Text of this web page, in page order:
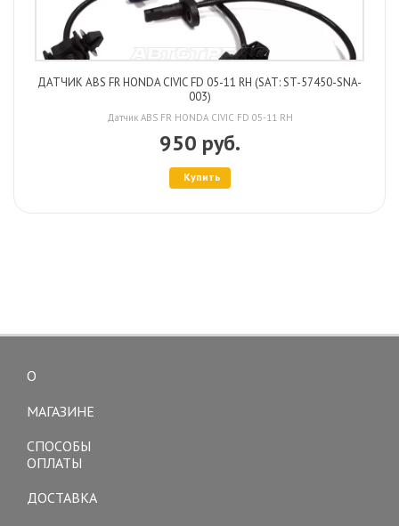
ДАТЧИК ABS FR HONDA CIVIC FD 05-11 RH (SAT: ST-57450-SNA-
003)
Датчик ABS FR HONDA CIVIC FD 05-11 RH
950 руб.
Купить
О
МАГАЗИНЕ
СПОСОБЫ
ОПЛАТЫ
ДОСТАВКА